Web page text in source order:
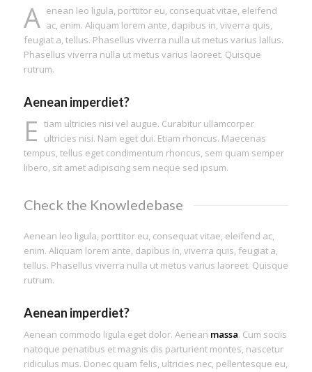
A enean leo ligula, porttitor eu, consequat vitae, eleifend
ac, enim. Aliquam lorem ante, dapibus in, viverra quis,
feugiat a, tellus. Phasellus viverra nulla ut metus varius lallus.
Phasellus viverra nulla ut metus varius laoreet. Quisque
rutrum.
Aenean imperdiet?
E tiam ultricies nisi vel augue. Curabitur ullamcorper
ultricies nisi. Nam eget dui. Etiam rhoncus. Maecenas
tempus, tellus eget condimentum rhoncus, sem quam semper
libero, sit amet adipiscing sem neque sed ipsum.
Check the Knowledebase
Aenean leo ligula, porttitor eu, consequat vitae, eleifend ac,
enim. Aliquam lorem ante, dapibus in, viverra quis, feugiat a,
tellus. Phasellus viverra nulla ut metus varius laoreet. Quisque
rutrum.
Aenean imperdiet?
Aenean commodo ligula eget dolor. Aenean massa. Cum sociis
natoque penatibus et magnis dis parturient montes, nascetur
ridiculus mus. Donec quam felis, ultricies nec, pellentesque eu,